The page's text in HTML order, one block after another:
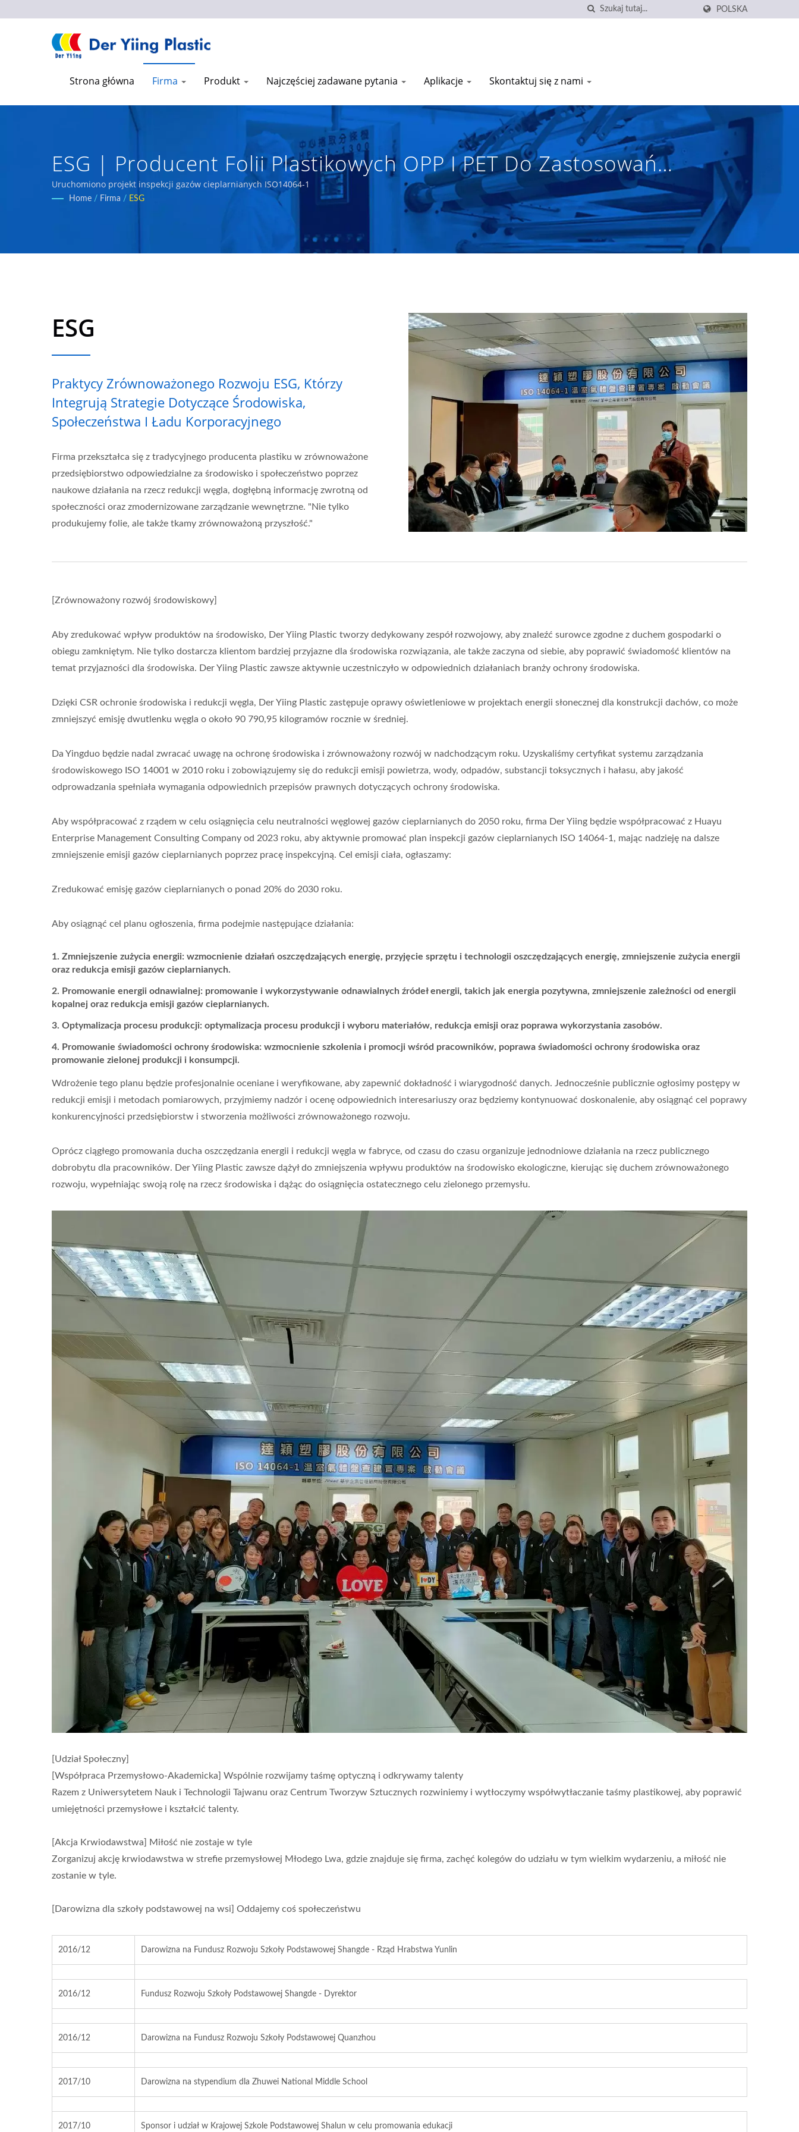
POLSKA
Strona główna Firma Produkt Najczęściej zadawane pytania Aplikacje Skontaktuj się z nami
ESG | Producent Folii Plastikowych OPP I PET Do Zastosowań
Przemysłowych | Der Yiing Plastic Co.,Ltd.
Uruchomiono projekt inspekcji gazów cieplarnianych ISO14064-1
Home / Firma / ESG
ESG
Praktycy Zrównoważonego Rozwoju ESG, Którzy
Integrują Strategie Dotyczące Środowiska,
Społeczeństwa I Ładu Korporacyjnego
Firma przekształca się z tradycyjnego producenta plastiku w zrównoważone
przedsiębiorstwo odpowiedzialne za środowisko i społeczeństwo poprzez
naukowe działania na rzecz redukcji węgla, dogłębną informację zwrotną od
społeczności oraz zmodernizowane zarządzanie wewnętrzne. "Nie tylko
produkujemy folie, ale także tkamy zrównoważoną przyszłość."
[Zrównoważony rozwój środowiskowy]
Aby zredukować wpływ produktów na środowisko, Der Yiing Plastic tworzy dedykowany zespół rozwojowy, aby znaleźć surowce zgodne z duchem gospodarki o
obiegu zamkniętym. Nie tylko dostarcza klientom bardziej przyjazne dla środowiska rozwiązania, ale także zaczyna od siebie, aby poprawić świadomość klientów na
temat przyjazności dla środowiska. Der Yiing Plastic zawsze aktywnie uczestniczyło w odpowiednich działaniach branży ochrony środowiska.
Dzięki CSR ochronie środowiska i redukcji węgla, Der Yiing Plastic zastępuje oprawy oświetleniowe w projektach energii słonecznej dla konstrukcji dachów, co może
zmniejszyć emisję dwutlenku węgla o około 90 790,95 kilogramów rocznie w średniej.
Da Yingduo będzie nadal zwracać uwagę na ochronę środowiska i zrównoważony rozwój w nadchodzącym roku. Uzyskaliśmy certyfikat systemu zarządzania
środowiskowego ISO 14001 w 2010 roku i zobowiązujemy się do redukcji emisji powietrza, wody, odpadów, substancji toksycznych i hałasu, aby jakość
odprowadzania spełniała wymagania odpowiednich przepisów prawnych dotyczących ochrony środowiska.
Aby współpracować z rządem w celu osiągnięcia celu neutralności węglowej gazów cieplarnianych do 2050 roku, firma Der Yiing będzie współpracować z Huayu
Enterprise Management Consulting Company od 2023 roku, aby aktywnie promować plan inspekcji gazów cieplarnianych ISO 14064-1, mając nadzieję na dalsze
zmniejszenie emisji gazów cieplarnianych poprzez pracę inspekcyjną. Cel emisji ciała, ogłaszamy:
Zredukować emisję gazów cieplarnianych o ponad 20% do 2030 roku.
Aby osiągnąć cel planu ogłoszenia, firma podejmie następujące działania:
Zmniejszenie zużycia energii: wzmocnienie działań oszczędzających energię, przyjęcie sprzętu i technologii oszczędzających energię, zmniejszenie zużycia energii
oraz redukcja emisji gazów cieplarnianych.
Promowanie energii odnawialnej: promowanie i wykorzystywanie odnawialnych źródeł energii, takich jak energia pozytywna, zmniejszenie zależności od energii
kopalnej oraz redukcja emisji gazów cieplarnianych.
Optymalizacja procesu produkcji: optymalizacja procesu produkcji i wyboru materiałów, redukcja emisji oraz poprawa wykorzystania zasobów.
Promowanie świadomości ochrony środowiska: wzmocnienie szkolenia i promocji wśród pracowników, poprawa świadomości ochrony środowiska oraz
promowanie zielonej produkcji i konsumpcji.
Wdrożenie tego planu będzie profesjonalnie oceniane i weryfikowane, aby zapewnić dokładność i wiarygodność danych. Jednocześnie publicznie ogłosimy postępy w
redukcji emisji i metodach pomiarowych, przyjmiemy nadzór i ocenę odpowiednich interesariuszy oraz będziemy kontynuować doskonalenie, aby osiągnąć cel poprawy
konkurencyjności przedsiębiorstw i stworzenia możliwości zrównoważonego rozwoju.
Oprócz ciągłego promowania ducha oszczędzania energii i redukcji węgla w fabryce, od czasu do czasu organizuje jednodniowe działania na rzecz publicznego
dobrobytu dla pracowników. Der Yiing Plastic zawsze dążył do zmniejszenia wpływu produktów na środowisko ekologiczne, kierując się duchem zrównoważonego
rozwoju, wypełniając swoją rolę na rzecz środowiska i dążąc do osiągnięcia ostatecznego celu zielonego przemysłu.
[Udział Społeczny]
[Współpraca Przemysłowo-Akademicka] Wspólnie rozwijamy taśmę optyczną i odkrywamy talenty
Razem z Uniwersytetem Nauk i Technologii Tajwanu oraz Centrum Tworzyw Sztucznych rozwiniemy i wytłoczymy współwytłaczanie taśmy plastikowej, aby poprawić
umiejętności przemysłowe i kształcić talenty.
[Akcja Krwiodawstwa] Miłość nie zostaje w tyle
Zorganizuj akcję krwiodawstwa w strefie przemysłowej Młodego Lwa, gdzie znajduje się firma, zachęć kolegów do udziału w tym wielkim wydarzeniu, a miłość nie
zostanie w tyle.
[Darowizna dla szkoły podstawowej na wsi] Oddajemy coś społeczeństwu
2016/12 Darowizna na Fundusz Rozwoju Szkoły Podstawowej Shangde - Rząd Hrabstwa Yunlin
2016/12 Fundusz Rozwoju Szkoły Podstawowej Shangde - Dyrektor
2016/12 Darowizna na Fundusz Rozwoju Szkoły Podstawowej Quanzhou
2017/10 Darowizna na stypendium dla Zhuwei National Middle School
2017/10 Sponsor i udział w Krajowej Szkole Podstawowej Shalun w celu promowania edukacji